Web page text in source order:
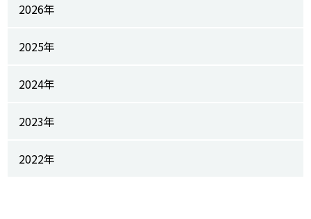
2026年
2025年
2024年
2023年
2022年